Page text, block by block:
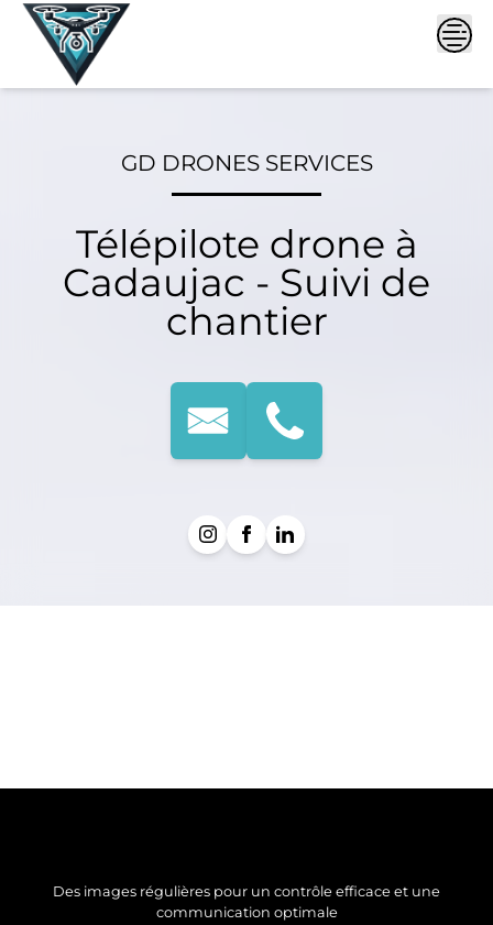
Skip
GD DRONES SERVICES
Télépilote drone à
Cadaujac - Suivi de
chantier
Des images régulières pour un contrôle efficace et une
communication optimale